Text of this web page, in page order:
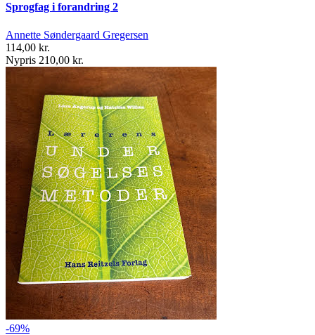
Sprogfag i forandring 2
Annette Søndergaard Gregersen
114,00 kr.
Nypris 210,00 kr.
-69%